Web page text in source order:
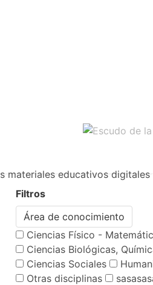
educativos
Filtros
Área de conocimiento
Ciencias Físico -
Ciencias Biológicas,
Ciencias Sociales
Otras disciplinas